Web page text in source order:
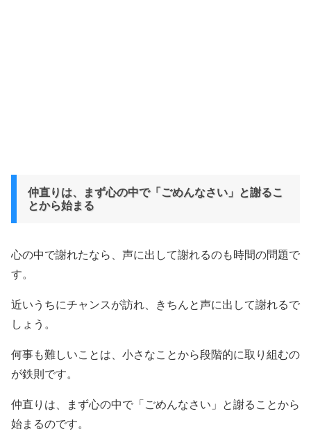
仲直りは、まず心の中で「ごめんなさい」と謝るこ
とから始まる
心の中で謝れたなら、声に出して謝れるのも時間の問題で
す。
近いうちにチャンスが訪れ、きちんと声に出して謝れるで
しょう。
何事も難しいことは、小さなことから段階的に取り組むの
が鉄則です。
仲直りは、まず心の中で「ごめんなさい」と謝ることから
始まるのです。